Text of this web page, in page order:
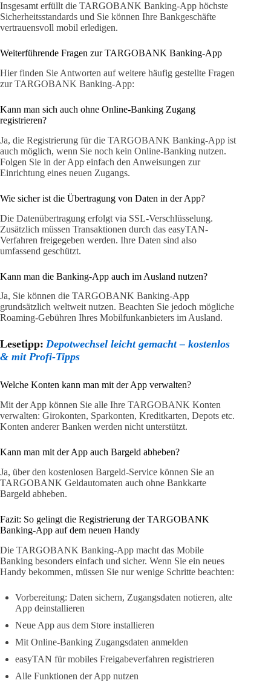
Insgesamt erfüllt die TARGOBANK Banking-App höchste
Sicherheitsstandards und Sie können Ihre Bankgeschäfte
vertrauensvoll mobil erledigen.
Weiterführende Fragen zur TARGOBANK Banking-App
Hier finden Sie Antworten auf weitere häufig gestellte Fragen
zur TARGOBANK Banking-App:
Kann man sich auch ohne Online-Banking Zugang
registrieren?
Ja, die Registrierung für die TARGOBANK Banking-App ist
auch möglich, wenn Sie noch kein Online-Banking nutzen.
Folgen Sie in der App einfach den Anweisungen zur
Einrichtung eines neuen Zugangs.
Wie sicher ist die Übertragung von Daten in der App?
Die Datenübertragung erfolgt via SSL-Verschlüsselung.
Zusätzlich müssen Transaktionen durch das easyTAN-
Verfahren freigegeben werden. Ihre Daten sind also
umfassend geschützt.
Kann man die Banking-App auch im Ausland nutzen?
Ja, Sie können die TARGOBANK Banking-App
grundsätzlich weltweit nutzen. Beachten Sie jedoch mögliche
Roaming-Gebühren Ihres Mobilfunkanbieters im Ausland.
Lesetipp: Depotwechsel leicht gemacht – kostenlos
& mit Profi-Tipps
Welche Konten kann man mit der App verwalten?
Mit der App können Sie alle Ihre TARGOBANK Konten
verwalten: Girokonten, Sparkonten, Kreditkarten, Depots etc.
Konten anderer Banken werden nicht unterstützt.
Kann man mit der App auch Bargeld abheben?
Ja, über den kostenlosen Bargeld-Service können Sie an
TARGOBANK Geldautomaten auch ohne Bankkarte
Bargeld abheben.
Fazit: So gelingt die Registrierung der TARGOBANK
Banking-App auf dem neuen Handy
Die TARGOBANK Banking-App macht das Mobile
Banking besonders einfach und sicher. Wenn Sie ein neues
Handy bekommen, müssen Sie nur wenige Schritte beachten:
Vorbereitung: Daten sichern, Zugangsdaten notieren, alte
App deinstallieren
Neue App aus dem Store installieren
Mit Online-Banking Zugangsdaten anmelden
easyTAN für mobiles Freigabeverfahren registrieren
Alle Funktionen der App nutzen